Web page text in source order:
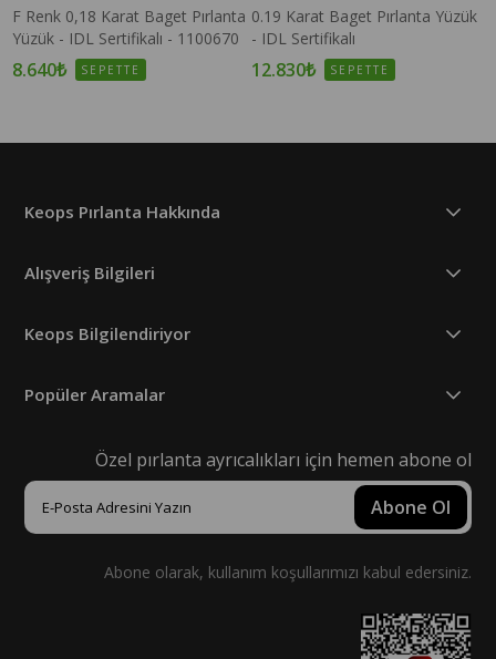
F Renk 0,18 Karat Baget Pırlanta
Yüzük - IDL Sertifikalı - 1100670
8.640₺ SEPETTE
0.19 Karat Baget Pırlanta Yüzük
- IDL Sertifikalı
12.830₺ SEPETTE
Keops Pırlanta Hakkında
Alışveriş Bilgileri
Keops Bilgilendiriyor
Popüler Aramalar
Özel pırlanta ayrıcalıkları için hemen abone ol
Abone Ol
Abone olarak, kullanım koşullarımızı kabul edersiniz.